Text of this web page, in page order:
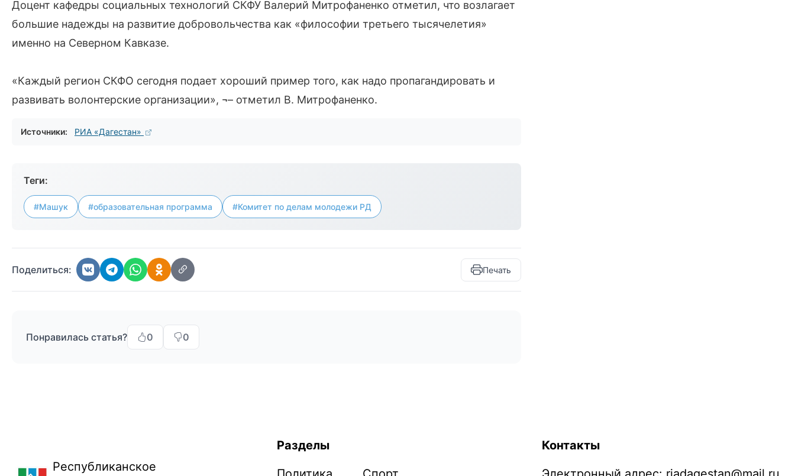
Доцент кафедры социальных технологий СКФУ Валерий Митрофаненко отметил, что возлагает
большие надежды на развитие добровольчества как «философии третьего тысячелетия»
именно на Северном Кавказе.
«Каждый регион СКФО сегодня подает хороший пример того, как надо пропагандировать и
развивать волонтерские организации», ¬– отметил В. Митрофаненко.
Источники: РИА «Дагестан»
Теги:
#Машук #образовательная программа #Комитет по делам молодежи РД
Поделиться: Печать
Понравилась статья? 0 0
Республиканское
Разделы
Контакты